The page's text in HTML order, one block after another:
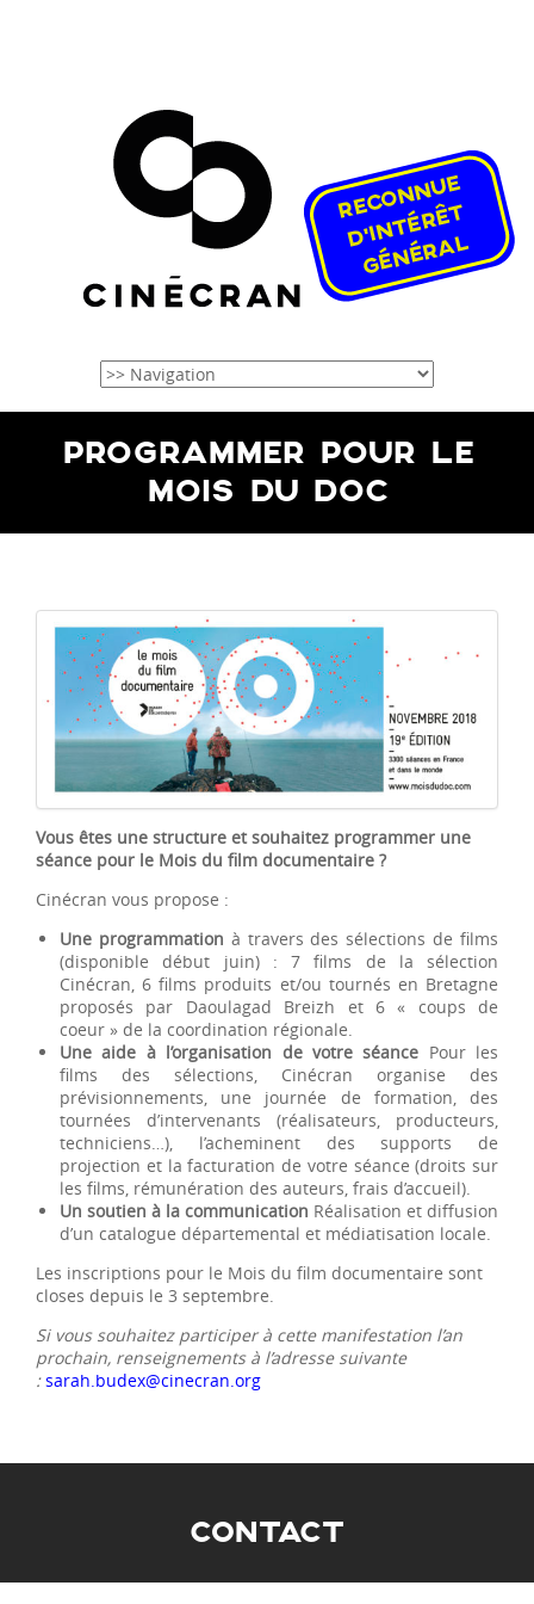
PROGRAMMER POUR LE
MOIS DU DOC
Vous êtes une structure et souhaitez programmer une
séance pour le Mois du film documentaire ?
Cinécran vous propose :
Une programmation à travers des sélections de films
(disponible début juin) : 7 films de la sélection
Cinécran, 6 films produits et/ou tournés en Bretagne
proposés par Daoulagad Breizh et 6 « coups de
coeur » de la coordination régionale.
Une aide à l’organisation de votre séance Pour les
films des sélections, Cinécran organise des
prévisionnements, une journée de formation, des
tournées d’intervenants (réalisateurs, producteurs,
techniciens…), l’acheminent des supports de
projection et la facturation de votre séance (droits sur
les films, rémunération des auteurs, frais d’accueil).
Un soutien à la communication Réalisation et diffusion
d’un catalogue départemental et médiatisation locale.
Les inscriptions pour le Mois du film documentaire sont
closes depuis le 3 septembre.
Si vous souhaitez participer à cette manifestation l’an
prochain, renseignements à l’adresse suivante
: sarah.budex@cinecran.org
CONTACT